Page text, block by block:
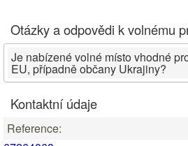
Otázky a odpovědi k volnému
Je nabízené volné místo vhodné
EU, případně občany Ukrajiny?
Kontaktní údaje
Reference: